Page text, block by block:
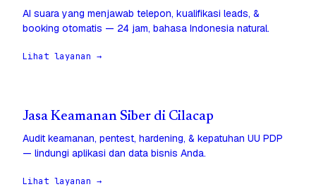
AI suara yang menjawab telepon, kualifikasi leads, &
booking otomatis — 24 jam, bahasa Indonesia natural.
Lihat layanan →
Jasa Keamanan Siber di Cilacap
Audit keamanan, pentest, hardening, & kepatuhan UU PDP
— lindungi aplikasi dan data bisnis Anda.
Lihat layanan →